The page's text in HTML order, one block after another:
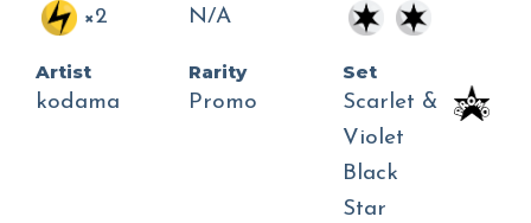
×2
N/A
Artist
kodama
Rarity
Promo
Set
Scarlet &
Violet
Black
Star